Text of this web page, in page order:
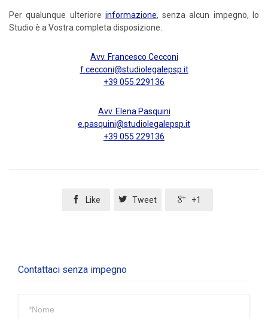
Per qualunque ulteriore informazione, senza alcun impegno, lo
Studio è a Vostra completa disposizione.
Avv. Francesco Cecconi
f.cecconi@studiolegalepsp.it
+39 055.229136
Avv. Elena Pasquini
e.pasquini@studiolegalepsp.it
+39 055.229136
 Like  Tweet  +1
Contattaci senza impegno